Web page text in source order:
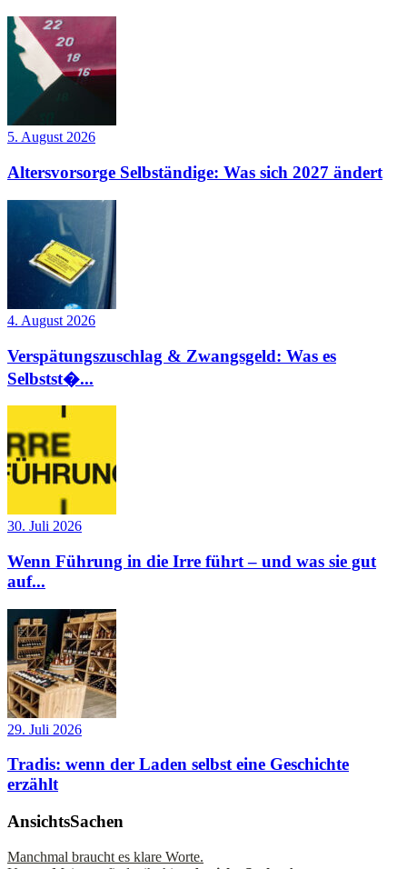
5. August 2026
Altersvorsorge Selbständige: Was sich 2027 ändert
4. August 2026
Verspätungszuschlag & Zwangsgeld: Was es
Selbstst�...
30. Juli 2026
Wenn Führung in die Irre führt – und was sie gut
auf...
29. Juli 2026
Tradis: wenn der Laden selbst eine Geschichte
erzählt
AnsichtsSachen
Manchmal braucht es klare Worte.